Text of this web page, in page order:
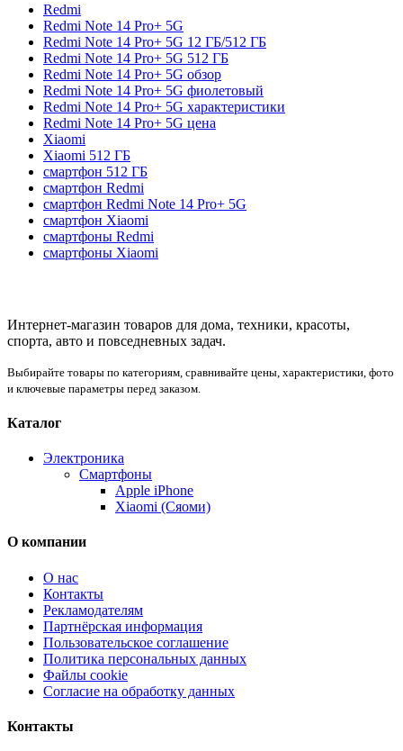
Redmi
Redmi Note 14 Pro+ 5G
Redmi Note 14 Pro+ 5G 12 ГБ/512 ГБ
Redmi Note 14 Pro+ 5G 512 ГБ
Redmi Note 14 Pro+ 5G обзор
Redmi Note 14 Pro+ 5G фиолетовый
Redmi Note 14 Pro+ 5G характеристики
Redmi Note 14 Pro+ 5G цена
Xiaomi
Xiaomi 512 ГБ
смартфон 512 ГБ
смартфон Redmi
смартфон Redmi Note 14 Pro+ 5G
смартфон Xiaomi
смартфоны Redmi
смартфоны Xiaomi
Интернет-магазин товаров для дома, техники, красоты,
спорта, авто и повседневных задач.
Выбирайте товары по категориям, сравнивайте цены, характеристики, фото
и ключевые параметры перед заказом.
Каталог
Электроника
Смартфоны
Apple iPhone
Xiaomi (Сяоми)
О компании
О нас
Контакты
Рекламодателям
Партнёрская информация
Пользовательское соглашение
Политика персональных данных
Файлы cookie
Согласие на обработку данных
Контакты